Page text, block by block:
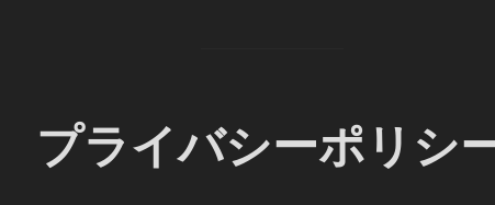
プライバシーポリシ